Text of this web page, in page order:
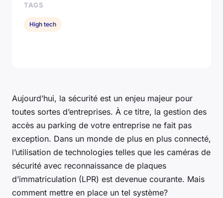
Aujourd’hui, la sécurité est un enjeu majeur pour
toutes sortes d’entreprises. À ce titre, la gestion des
accès au parking de votre entreprise ne fait pas
exception. Dans un monde de plus en plus connecté,
l’utilisation de technologies telles que les caméras de
sécurité avec reconnaissance de plaques
d’immatriculation (LPR) est devenue courante. Mais
comment mettre en place un tel système?
TAGS
High tech